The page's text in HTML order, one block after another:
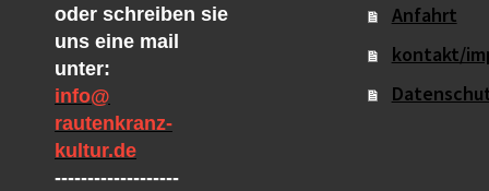
oder schreiben sie
uns eine mail
unter:
info@
rautenkranz-
kultur.de
-------------------
Anfahrt
kontakt/